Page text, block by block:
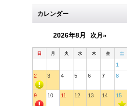
カレンダー
2026年8月 次月»
日 月 火 水 木 金 土
1
2
3 4 5 6 7 8
9 10 11 12 13 14 15